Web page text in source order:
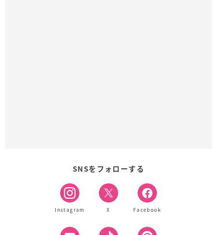
SNSをフォローする
Instagram X Facebook